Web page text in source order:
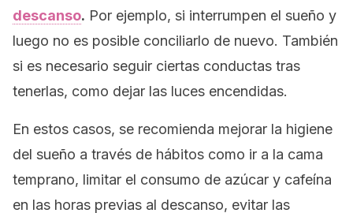
descanso. Por ejemplo, si interrumpen el sueño y
luego no es posible conciliarlo de nuevo. También
si es necesario seguir ciertas conductas tras
tenerlas, como dejar las luces encendidas.
En estos casos, se recomienda mejorar la higiene
del sueño a través de hábitos como ir a la cama
temprano, limitar el consumo de azúcar y cafeína
en las horas previas al descanso, evitar las